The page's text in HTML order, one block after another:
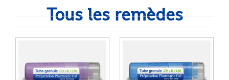
Tous les remèdes